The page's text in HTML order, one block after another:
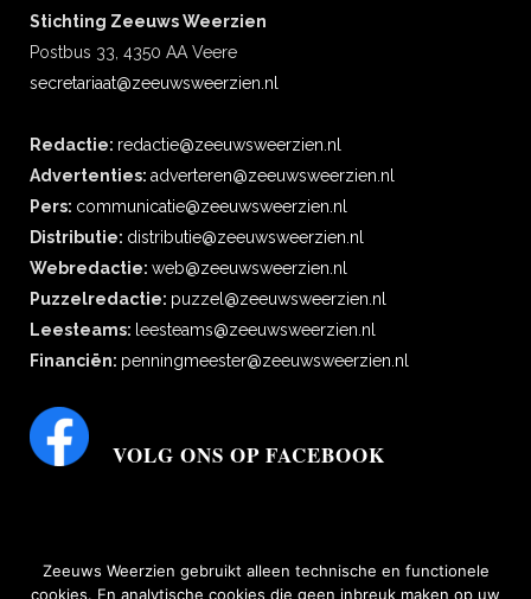
Stichting Zeeuws Weerzien
Postbus 33, 4350 AA Veere
secretariaat@zeeuwsweerzien.nl
Redactie: redactie@zeeuwsweerzien.nl
Advertenties: adverteren@zeeuwsweerzien.nl
Pers: communicatie@zeeuwsweerzien.nl
Distributie: distributie@zeeuwsweerzien.nl
Webredactie: web@zeeuwsweerzien.nl
Puzzelredactie: puzzel@zeeuwsweerzien.nl
Leesteams: leesteams@zeeuwsweerzien.nl
Financiën: penningmeester@zeeuwsweerzien.nl
VOLG ONS OP FACEBOOK
Zeeuws Weerzien gebruikt alleen technische en functionele
cookies. En analytische cookies die geen inbreuk maken op uw